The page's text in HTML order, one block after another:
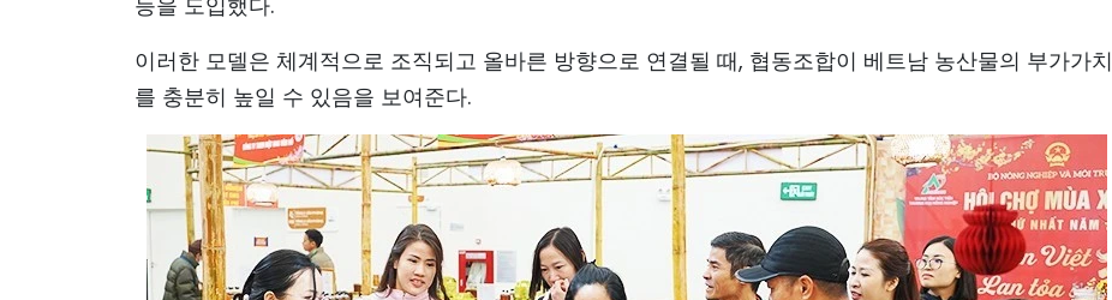
이러한 모델은 체계적으로 조직되고 올바른 방향으로 연결될 때, 협동조합이 베트남 농산물의 부가가치
를 충분히 높일 수 있음을 보여준다.